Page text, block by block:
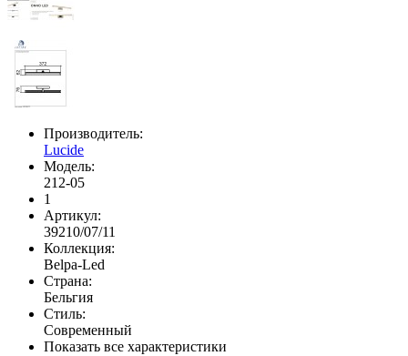
Производитель:
Lucide
Модель:
212-05
1
Артикул:
39210/07/11
Коллекция:
Belpa-Led
Страна:
Бельгия
Стиль:
Современный
Показать все характеристики